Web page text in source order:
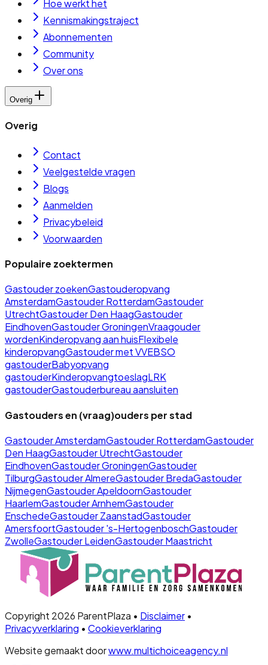
Hoe werkt het
Kennismakingstraject
Abonnementen
Community
Over ons
Overig
Overig
Contact
Veelgestelde vragen
Blogs
Aanmelden
Privacybeleid
Voorwaarden
Populaire zoektermen
Gastouder zoekenGastouderopvang
AmsterdamGastouder RotterdamGastouder
UtrechtGastouder Den HaagGastouder
EindhovenGastouder GroningenVraagouder
wordenKinderopvang aan huisFlexibele
kinderopvangGastouder met VVEBSO
gastouderBabyopvang
gastouderKinderopvangtoeslagLRK
gastouderGastouderbureau aansluiten
Gastouders en (vraag)ouders per stad
GastouderAmsterdamGastouderRotterdamGastouder
Den HaagGastouderUtrechtGastouder
EindhovenGastouderGroningenGastouder
TilburgGastouderAlmereGastouderBredaGastouder
NijmegenGastouderApeldoornGastouder
HaarlemGastouderArnhemGastouder
EnschedeGastouderZaanstadGastouder
AmersfoortGastouder's-HertogenboschGastouder
ZwolleGastouderLeidenGastouderMaastricht
Copyright 2026 ParentPlaza • Disclaimer •
Privacyverklaring • Cookieverklaring
Website gemaakt doorwww.multichoiceagency.nl